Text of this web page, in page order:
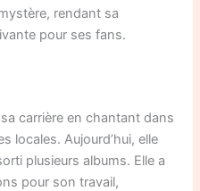
rendant sa
pour ses fans.
carrière en chantant dans
locales. Aujourd’hui, elle
plusieurs albums. Elle a
pour son travail,